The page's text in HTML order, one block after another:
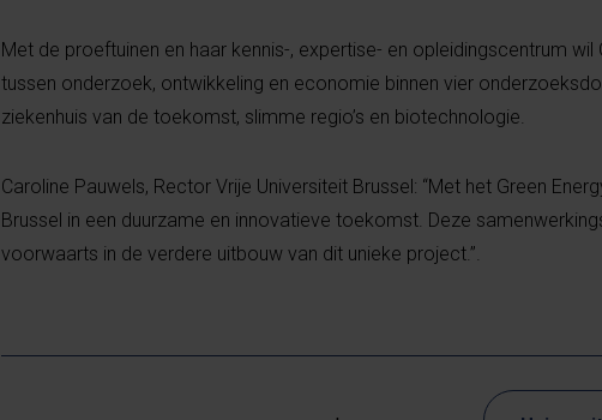
Met de proeftuinen en haar kennis-, expertise- en opleidingscentrum
tussen onderzoek, ontwikkeling en economie binnen vier
ziekenhuis van de toekomst, slimme regio’s en biotechnologie.
Caroline Pauwels, Rector Vrije Universiteit Brussel: “Met het Green
Brussel in een duurzame en innovatieve toekomst. Deze
voorwaarts in de verdere uitbouw van dit unieke project.”.